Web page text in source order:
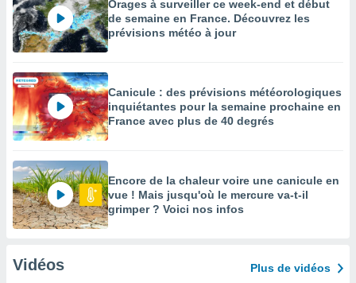
Orages à surveiller ce week-end et début
de semaine en France. Découvrez les
prévisions météo à jour
Canicule : des prévisions météorologiques
inquiétantes pour la semaine prochaine en
France avec plus de 40 degrés
Encore de la chaleur voire une canicule en
vue ! Mais jusqu'où le mercure va-t-il
grimper ? Voici nos infos
Vidéos Plus de vidéos